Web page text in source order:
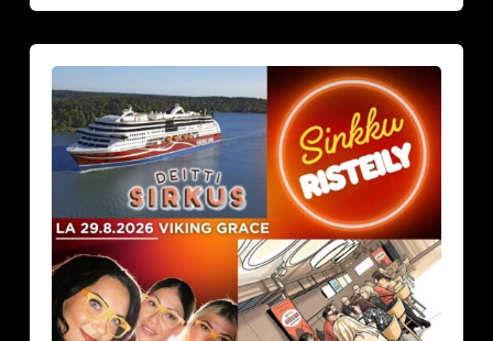
29.8.2026
Varaa
paikkasi
Sinkkuristeilylle
Deittisirkus
pikadeiteille
(Viking
Grace)